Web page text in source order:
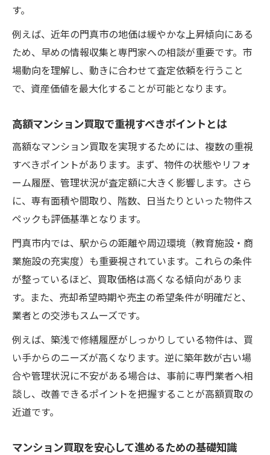
高額査定のために知っておきたい評価基準
査定額を左右するマンションの特徴とは
マンション買取で査定を有利に進めるコツ
複数業者の査定比較で得られるメリット
マンション買取の最新動向と門真市の影響
市場変化に強いマンション買取の選び方
高額マンション買取を叶える最新サービス
査定から売却までの新しい流れを解説
オンライン活用でマンション買取が変わる
買取価格を高めるポイント徹底解説
マンション買取価格アップの交渉術を伝授
設備や内装で高額査定を実現する方法
門真市のニーズを踏まえた売却戦略の立案
高額マンション買取を目指すリフォーム術
買取業者が注目する資産価値のアピール法
安心して進めるマンション買取の流れ
マンション買取の流れと必要な準備を解説
す。
例えば、近年の門真市の地価は緩やかな上昇傾向にある
ため、早めの情報収集と専門家への相談が重要です。市
場動向を理解し、動きに合わせて査定依頼を行うこと
で、資産価値を最大化することが可能となります。
高額マンション買取で重視すべきポイントとは
高額なマンション買取を実現するためには、複数の重視
すべきポイントがあります。まず、物件の状態やリフォ
ーム履歴、管理状況が査定額に大きく影響します。さら
に、専有面積や間取り、階数、日当たりといった物件ス
ペックも評価基準となります。
門真市内では、駅からの距離や周辺環境（教育施設・商
業施設の充実度）も重要視されています。これらの条件
が整っているほど、買取価格は高くなる傾向がありま
す。また、売却希望時期や売主の希望条件が明確だと、
業者との交渉もスムーズです。
例えば、築浅で修繕履歴がしっかりしている物件は、買
い手からのニーズが高くなります。逆に築年数が古い場
合や管理状況に不安がある場合は、事前に専門業者へ相
談し、改善できるポイントを把握することが高額買取の
近道です。
マンション買取を安心して進めるための基礎知識